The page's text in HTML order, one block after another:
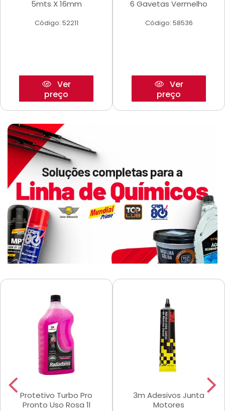
5mts X 16mm
Código: 52211
Ver
preço
6 Gavetas Vermelho
Código: 58536
Ver
preço
Protetivo Turbo Pro
Pronto Uso Rosa 1l
3m Adesivos Junta
Motores